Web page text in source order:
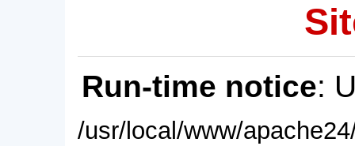
Run-time notice:
/usr/local/www/